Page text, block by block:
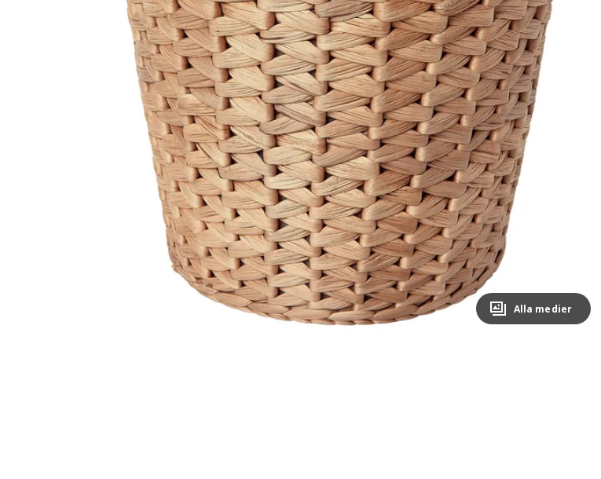
Image zoomed out, normal view
Alla medier